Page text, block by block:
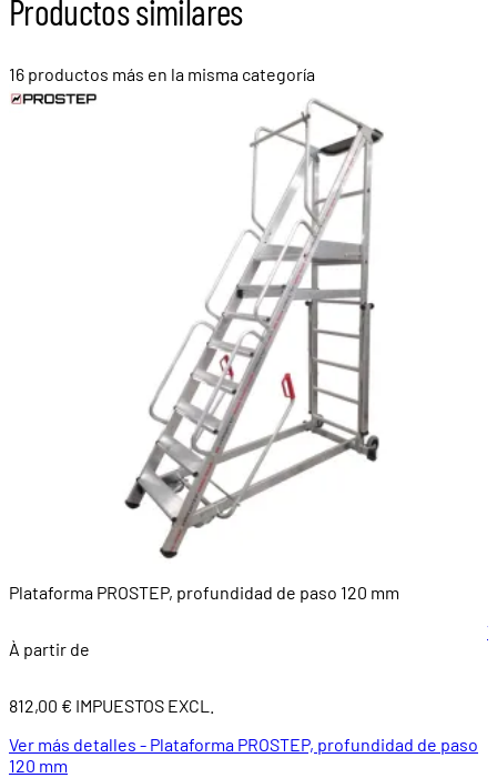
Productos similares
16 productos más en la misma categoría
Plataforma PROSTEP, profundidad de paso 120 mm
À partir de
812,00 € IMPUESTOS EXCL.
Ver más detalles - Plataforma PROSTEP, profundidad de paso
120 mm